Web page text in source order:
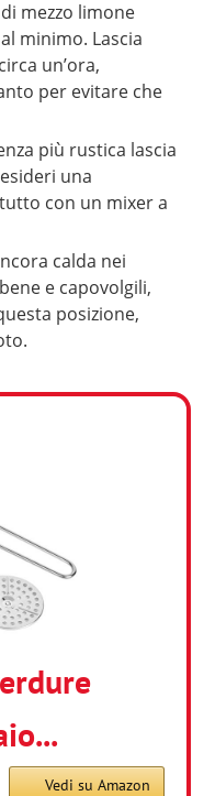
mezzo limone
minimo. Lascia
un’ora,
per evitare che
più rustica lascia
una
con un mixer a
calda nei
e capovolgili,
posizione,
Vedi su Amazon